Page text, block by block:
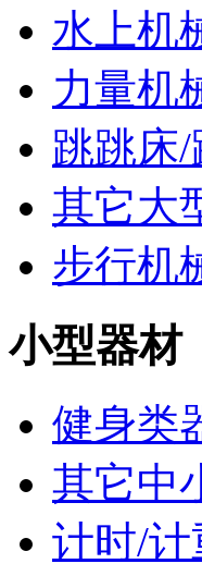
水上机
力量机
跳跳床
其它大
步行机
小型器材
健身类
其它中
计时/